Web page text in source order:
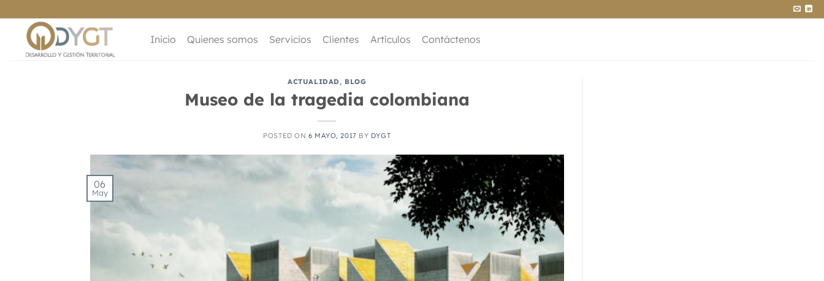
al
contenido
Inicio Quienes somos Servicios Clientes Artículos Contáctenos
ACTUALIDAD, BLOG
Museo de la tragedia colombiana
POSTED ON 6 MAYO, 2017 BY DYGT
06
May